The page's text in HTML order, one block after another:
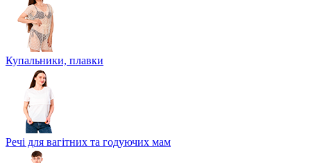
Купальники, плавки
Речі для вагітних та годуючих мам